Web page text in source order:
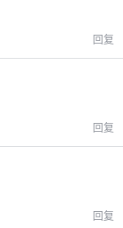
回复
回复
回复